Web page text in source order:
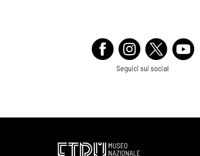
Seguici sui social